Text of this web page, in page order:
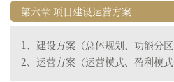
第六章 项目建设运营方案
1、建设方案（总体规划、功能分
2、运营方案（运营模式、盈利模式